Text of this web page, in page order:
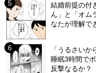
結婚前提の付
ん」と「オム
なたが理解で
「うるさい
睡眠3時間で
反撃なるか？